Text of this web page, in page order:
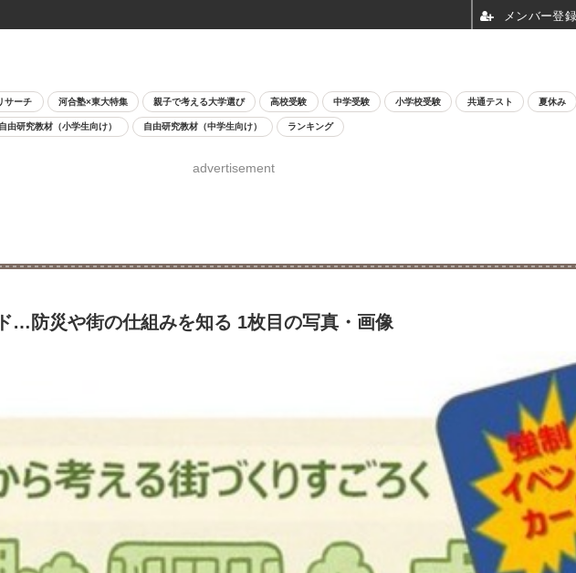
サーチ 河合塾×東大特集 親子で考える大学選び 高校受験 中学受験 小学校受験 共通テスト 夏休み
自由研究教材（小学生向け） 自由研究教材（中学生向け） ランキング
advertisement
…防災や街の仕組みを知る 1枚目の写真・画像